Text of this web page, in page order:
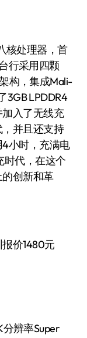
核处理器，首
行采用四颗
构，集成Mali-
3GB LPDDR4
入了无线充
并且还支持
小时，充满电
时代，在这个
创新和革
辨率Super